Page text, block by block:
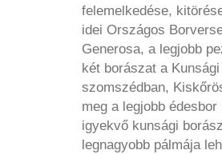
felemelkedése,
idei Országos
Generosa, a legjobb
két borászat a
szomszédban,
meg a legjobb
igyekvő kunsági
legnagyobb pálmája